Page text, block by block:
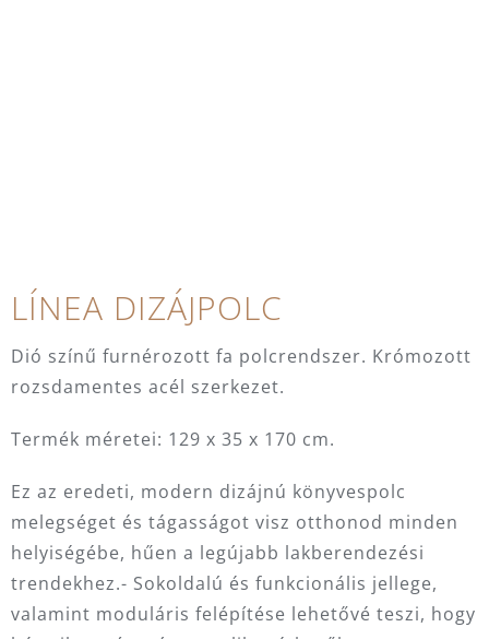
LÍNEA DIZÁJPOLC
Dió színű furnérozott fa polcrendszer. Krómozott
rozsdamentes acél szerkezet.
Termék méretei: 129 x 35 x 170 cm.
Ez az eredeti, modern dizájnú könyvespolc
melegséget és tágasságot visz otthonod minden
helyiségébe, hűen a legújabb lakberendezési
trendekhez.- Sokoldalú és funkcionális jellege,
valamint moduláris felépítése lehetővé teszi, hogy